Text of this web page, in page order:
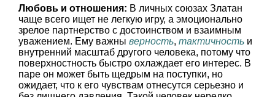
Любовь и отношения: В личных союзах Златан
чаще всего ищет не легкую игру, а эмоционально
зрелое партнерство с достоинством и взаимным
уважением. Ему важны верность, тактичность и
внутренний масштаб другого человека, потому что
поверхностность быстро охлаждает его интерес. В
паре он может быть щедрым на поступки, но
ожидает, что к его чувствам отнесутся серьезно и